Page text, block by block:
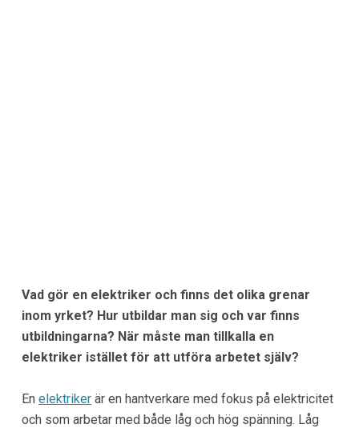
Vad gör en elektriker och finns det olika grenar
inom yrket? Hur utbildar man sig och var finns
utbildningarna? När måste man tillkalla en
elektriker istället för att utföra arbetet själv?
En elektrikerär en hantverkare med fokus på elektricitet
och som arbetar med både låg och hög spänning. Låg